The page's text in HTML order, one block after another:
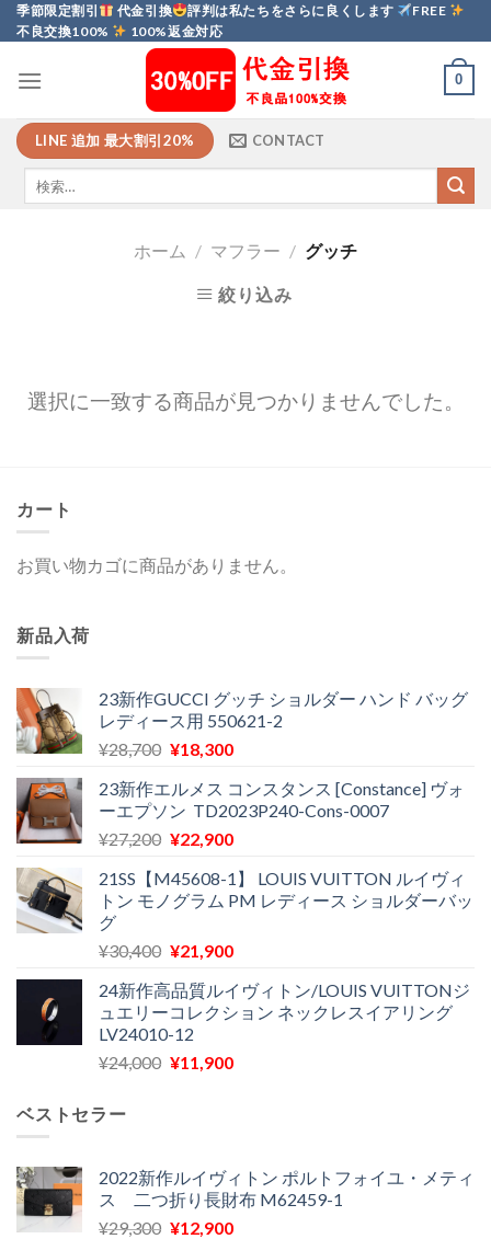
Skip
to
季節限定割引 代金引換 評判は私たちをさらに良くします
FREE
不良交換100%
100%返金対応
0
LINE 追加 最大割引20% CONTACT
ホーム / マフラー / グッチ
絞り込み
選択に一致する商品が見つかりませんでした。
カート
お買い物カゴに商品がありません。
新品入荷
23新作GUCCI グッチ ショルダー ハンド バッグ
レディース用 550621-2
¥28,700 元
価
格
は
で
し
¥18,300現
の
価
格
¥18,300
で
23新作エルメス コンスタンス [Constance] ヴォ
ーエプソン TD2023P240-Cons-0007
¥27,200 元
価
格
¥27,200
し
た。
¥22,900現
の
価
は
で
す。
21SS【M45608-1】 LOUIS VUITTON ルイヴィ
トン モノグラム PM レディース ショルダーバッ
グ
¥30,400 元
価
格
は
¥30,400
¥21,900現
の
価
は
24新作高品質ルイヴィトン/LOUIS VUITTONジ
ュエリーコレクション ネックレスイアリング
LV24010-12
¥24,000 元
¥24,000
で
し
¥11,900現
は
¥11,900
で
ベストセラー
2022新作ルイヴィトン ポルトフォイユ・メティ
ス 二つ折り長財布 M62459-1
¥29,300 元
¥12,900現